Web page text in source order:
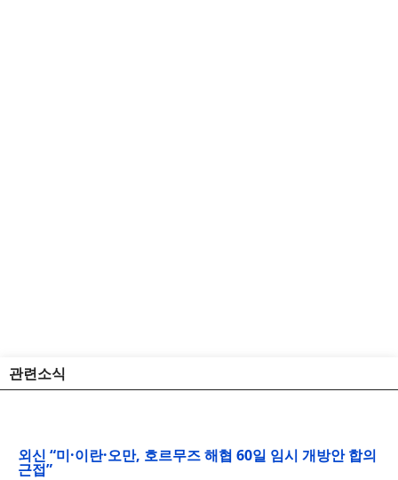
관련소식
외신 “미·이란·오만, 호르무즈 해협 60일 임시 개방안 합의
근접”